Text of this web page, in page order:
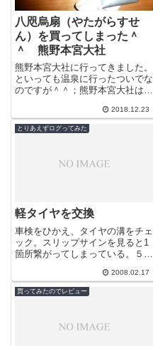
八咫烏扇（やたがらすせ
ん）を買ってしまった＾
＾ 熊野本宮大社
熊野本宮大社に行ってきました。
といっても温泉に行ったついでな
のですが＾＾；熊野本宮大社は和
名な神社ですね。旧社地 大斎原
（おおゆの...
2018.12.23
とりあえずログってみた
軽タイヤを交換
車検をひかえ、タイヤの溝をチェ
ック。スリップサインを見ると1
箇所繋がってしまっている。５年
だろう。しょうがないので早速、
タイヤ...
2008.02.17
買ってみたのでレビュー